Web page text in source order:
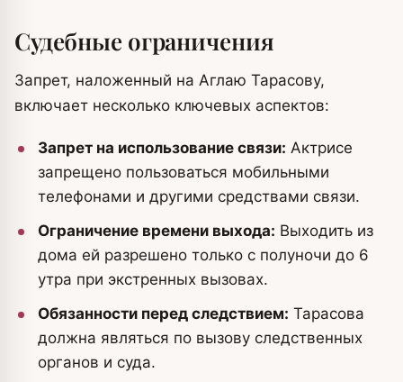
Судебные ограничения
Запрет, наложенный на Аглаю Тарасову,
включает несколько ключевых аспектов:
Запрет на использование связи: Актрисе
запрещено пользоваться мобильными
телефонами и другими средствами связи.
Ограничение времени выхода: Выходить из
дома ей разрешено только с полуночи до 6
утра при экстренных вызовах.
Обязанности перед следствием: Тарасова
должна являться по вызову следственных
органов и суда.